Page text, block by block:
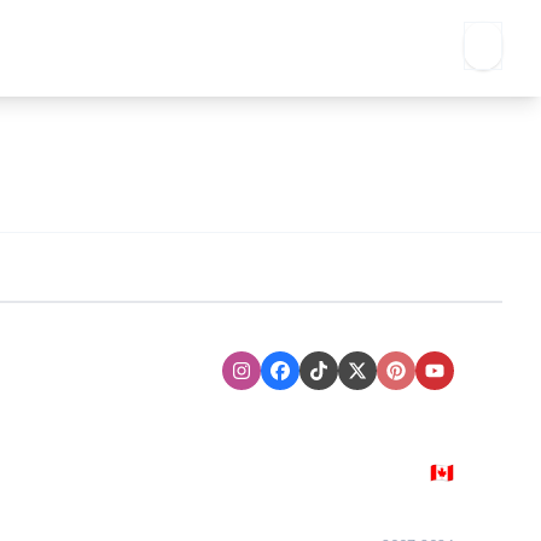
InstagramFacebook
TikTokXTwitter
PinterestYoutube
🇨🇦